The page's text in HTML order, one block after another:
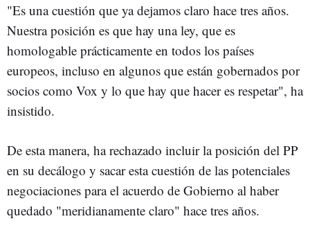
"Es una cuestión que ya dejamos claro hace tres años.
Nuestra posición es que hay una ley, que es
homologable prácticamente en todos los países
europeos, incluso en algunos que están gobernados por
socios como Vox y lo que hay que hacer es respetar", ha
insistido.
De esta manera, ha rechazado incluir la posición del PP
en su decálogo y sacar esta cuestión de las potenciales
negociaciones para el acuerdo de Gobierno al haber
quedado "meridianamente claro" hace tres años.